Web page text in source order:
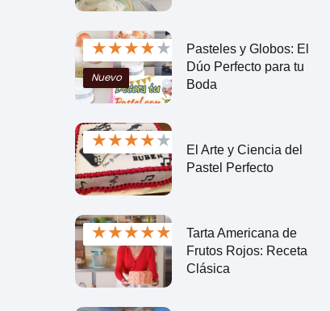
★★★★★
Nuevo
Pasteles y Globos: El
Dúo Perfecto para tu
Boda
★★★★★
El Arte y Ciencia del
Pastel Perfecto
★★★★★
Tarta Americana de
Frutos Rojos: Receta
Clásica